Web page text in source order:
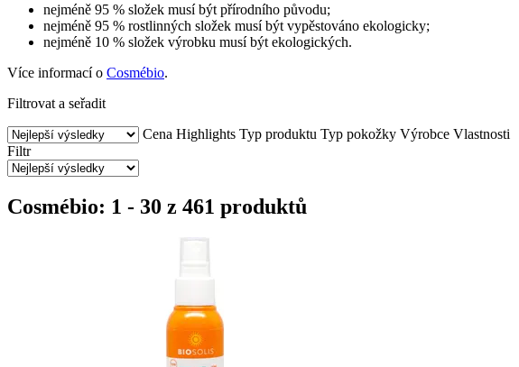
nejméně 95 % složek musí být přírodního původu;
nejméně 95 % rostlinných složek musí být vypěstováno ekologicky;
nejméně 10 % složek výrobku musí být ekologických.
Více informací o Cosmébio.
Filtrovat a seřadit
Cena Highlights Typ produktu Typ pokožky Výrobce Vlastnosti
Filtr
Cosmébio: 1 - 30 z 461 produktů